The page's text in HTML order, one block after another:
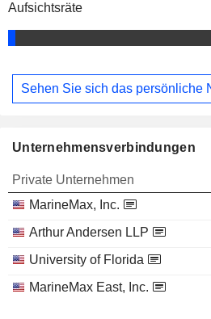
Aufsichtsräte
Sehen Sie sich das persönliche
Unternehmensverbindungen
Private Unternehmen
MarineMax, Inc.
Arthur Andersen LLP
University of Florida
MarineMax East, Inc.